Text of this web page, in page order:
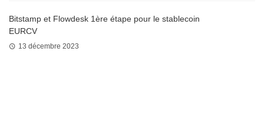
Bitstamp et Flowdesk 1ère étape pour le stablecoin
EURCV
13 décembre 2023